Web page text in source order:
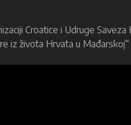
Croatice i Udruge
iz života Hrvata u